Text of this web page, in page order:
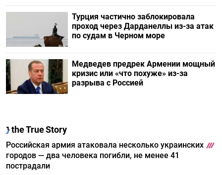
Турция частично заблокировала
проход через Дарданеллы из-за атак
по судам в Черном море
Медведев предрек Армении мощный
кризис или «что похуже» из-за
разрыва с Россией